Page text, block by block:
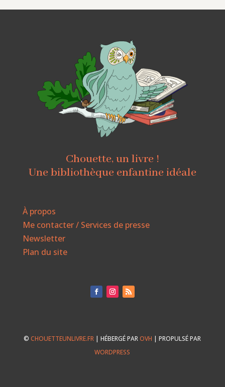
Chouette, un livre !
Une bibliothèque enfantine idéale
À propos
Me contacter / Services de presse
Newsletter
Plan du site
©CHOUETTEUNLIVRE.FR | HÉBERGÉ PAROVH | PROPULSÉ PAR
WORDPRESS